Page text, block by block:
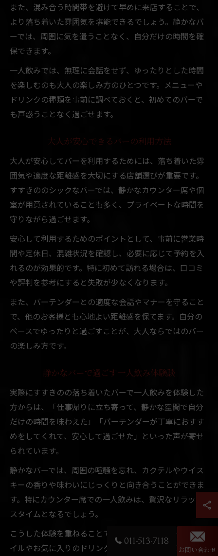
また、混み合う時間帯を避けて早めに来店することで、
より落ち着いた雰囲気を堪能できるでしょう。静かなバ
ーでは、周囲に気を遣うことなく、自分だけの時間を確
保できます。
一人飲みでは、無理に会話をせず、ゆったりとした時間
を楽しむのも大人の楽しみ方のひとつです。メニューや
ドリンクの種類を事前に調べておくと、初めてのバーで
も戸惑うことなく過ごせます。
大人が安心できるバーの利用方法
大人が安心してバーを利用するためには、落ち着いた雰
囲気や適度な距離感を大切にする店舗選びが重要です。
すすきののシックなバーでは、静かなカウンター席や個
室が用意されていることも多く、プライベートな時間を
守りながら過ごせます。
安心して利用するためのポイントとして、事前に営業時
間や定休日、混雑状況を確認し、必要に応じて予約を入
れるのが効果的です。特に初めて訪れる場合は、口コミ
や評判を参考にすると失敗が少なくなります。
また、バーテンダーとの適度な会話やマナーを守ること
で、他のお客様とも心地よい距離感を保てます。自分の
ペースでゆったりと過ごすことが、大人ならではのバー
の楽しみ方です。
静かなバーで過ごす一人飲み体験談
実際にすすきのの落ち着いたバーで一人飲みを体験した
方からは、「仕事帰りに立ち寄って、静かな空間で自分
だけの時間を味わえた」「バーテンダーが丁寧におすす
めをしてくれて、安心して過ごせた」といった声が寄せ
られています。
静かなバーでは、周囲の喧騒を忘れ、カクテルやウイス
キーの香りや味わいにじっくりと向き合うことができま
す。特にカウンター席での一人飲みは、贅沢なリラック
スタイムとなるでしょう。
こうした体験を重ねることで、自分に合ったバーのスタ
イルやお気に入りのドリンクを見つけやすくなります。
011-513-7118
お問い合わせ